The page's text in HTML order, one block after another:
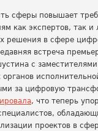
сферы повышает
как экспертов, так и
решения в сфере
встреча
с заместителями
за цифровую
, что теперь
проектов в